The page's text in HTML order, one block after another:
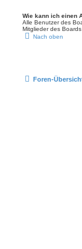
Wie kann ich einen
Alle Benutzer des
Mitglieder des
Nach oben
Foren-